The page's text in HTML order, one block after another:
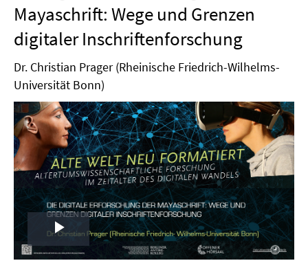
Mayaschrift: Wege und Grenzen
digitaler Inschriftenforschung
Dr. Christian Prager (Rheinische Friedrich-Wilhelms-
Universität Bonn)
Play